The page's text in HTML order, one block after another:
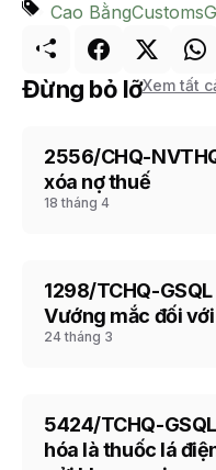
Cao BằngCustoms
Đừng bỏ lỡXem tất
CAO BẰNG
2556/CHQ-
xóa nợ thuế
18 tháng 4
CAO BẰNG
1298/TCHQ-
Vướng mắc đối
24 tháng 3
CAO BẰNG
5424/TCHQ-
hóa là thuốc lá